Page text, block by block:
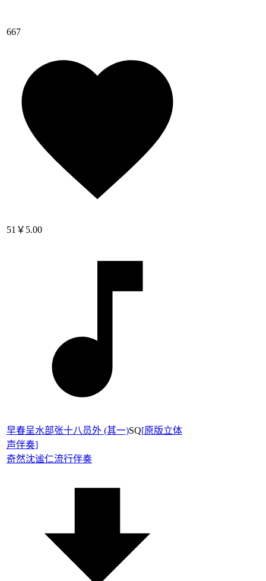
667
51 ￥5.00
早春呈水部张十八员外 (其一)SQ[原版立体
声伴奏]
奇然沈谧仁流行伴奏